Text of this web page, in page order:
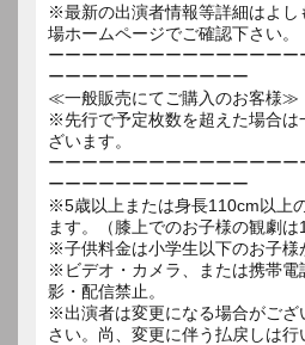
※最新の出演者情報等詳細はよし
場ホームページでご確認下さい。
ーーーーーーーーーーーーーー
ーーーーーーーーーーーー
≪一般販売にてご購入のお客様≫
※先行で予定枚数を超えた場合は
ざいます。
ーーーーーーーーーーーーーー
ーーーーーーーーーーーー
※5歳以上または身長110cm以上
ます。（膝上でのお子様の観劇は
※子供料金は小学生以下のお子様
※ビデオ・カメラ、または携帯電
影・配信禁止。
※出演者は変更になる場合がござ
さい。尚、変更に伴う払戻しは行